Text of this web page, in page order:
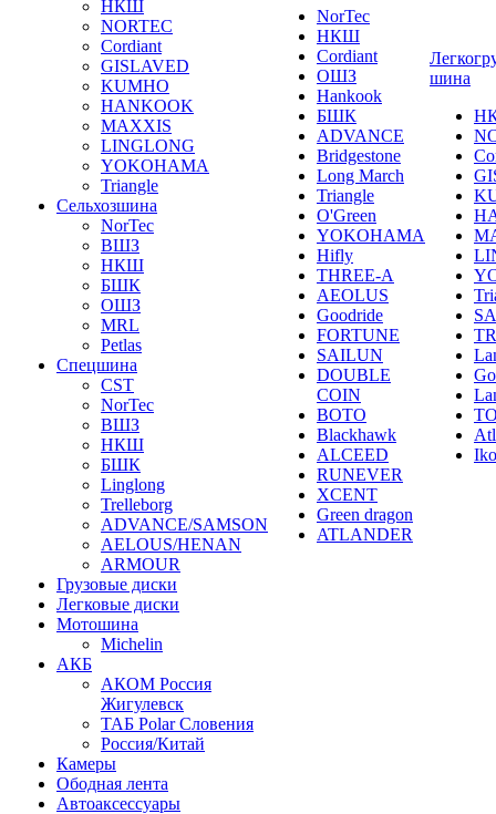
НКШ
NORTEС
Cordiant
GISLAVED
KUMHO
HANKOOK
MAXXIS
LINGLONG
YOKOHAMA
Triangle
Сельхозшина
NorTec
ВШЗ
НКШ
БШК
ОШЗ
MRL
Petlas
Спецшина
CST
NorTec
ВШЗ
НКШ
БШК
Linglong
Trelleborg
ADVANCE/SAMSON
AELOUS/HENAN
ARMOUR
Грузовые диски
Легковые диски
Мотошина
Michelin
АКБ
АКОМ Россия
Жигулевск
ТАБ Polar Словения
Россия/Китай
Камеры
Ободная лента
Автоаксессуары
NorTec
НКШ
Cordiant
ОШЗ
Hankook
БШК
ADVANCE
Bridgestone
Long March
Triangle
O'Green
YOKOHAMA
Hifly
THREE-A
AEOLUS
Goodride
FORTUNE
SAILUN
DOUBLE
COIN
BOTO
Blackhawk
ALCEED
RUNEVER
XCENT
Green dragon
ATLANDER
шина